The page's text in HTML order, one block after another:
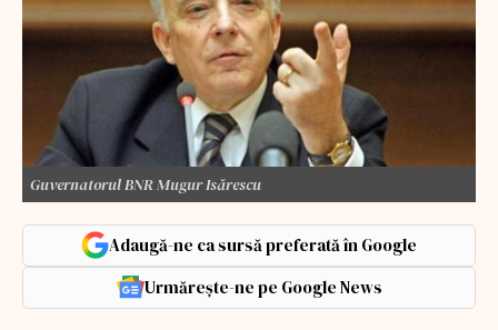
Guvernatorul BNR Mugur Isărescu
Adaugă-ne ca sursă preferată în Google
Urmărește-ne pe Google News